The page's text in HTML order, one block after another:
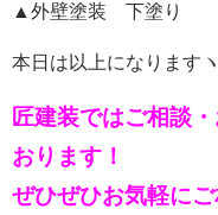
▲外壁塗装 下塗り
本日は以上になります
匠建装ではご相談
おります！
ぜひぜひお気軽に